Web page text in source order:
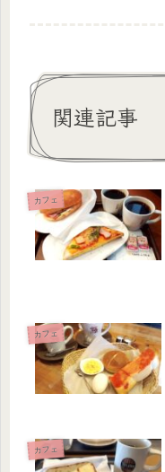
関連記事
カフェ
カフェ
カフェ